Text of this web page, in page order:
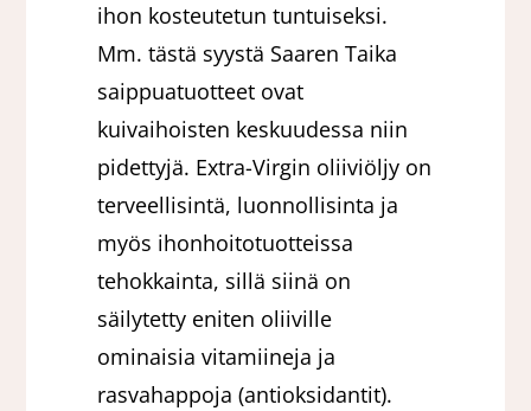
ihon kosteutetun tuntuiseksi.
Mm. tästä syystä Saaren Taika
saippuatuotteet ovat
kuivaihoisten keskuudessa niin
pidettyjä. Extra-Virgin oliiviöljy on
terveellisintä, luonnollisinta ja
myös ihonhoitotuotteissa
tehokkainta, sillä siinä on
säilytetty eniten oliiville
ominaisia vitamiineja ja
rasvahappoja (antioksidantit).